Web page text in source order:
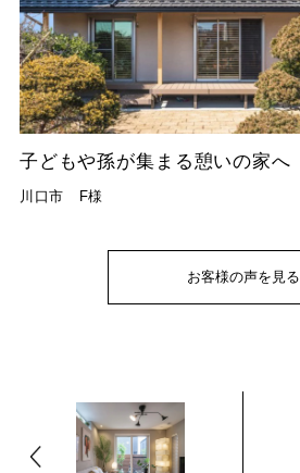
子どもや孫が集まる憩いの家へ
川口市 F様
お客様の声を見る